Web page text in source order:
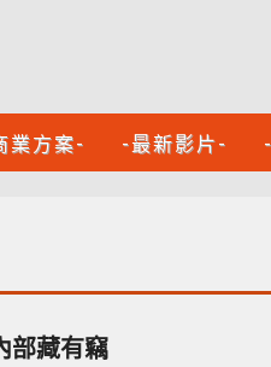
業方案- -最新影片-
部藏有竊